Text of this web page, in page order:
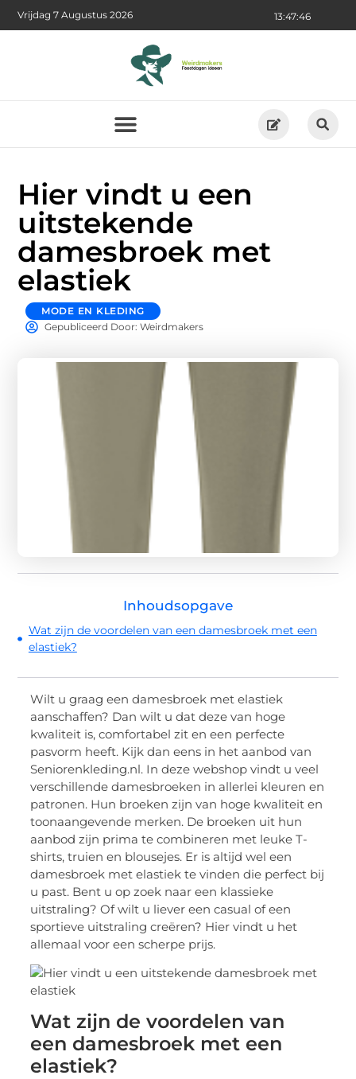
13:47:47
Vrijdag 7 Augustus 2026
Hier vindt u een
uitstekende
damesbroek met
elastiek
MODE EN KLEDING
Gepubliceerd Door: Weirdmakers
Inhoudsopgave
Wat zijn de voordelen van een damesbroek met een
elastiek?
Wilt u graag een damesbroek met elastiek
aanschaffen? Dan wilt u dat deze van hoge
kwaliteit is, comfortabel zit en een perfecte
pasvorm heeft. Kijk dan eens in het aanbod van
Seniorenkleding.nl. In deze webshop vindt u veel
verschillende damesbroeken in allerlei kleuren en
patronen. Hun broeken zijn van hoge kwaliteit en
toonaangevende merken. De broeken uit hun
aanbod zijn prima te combineren met leuke T-
shirts, truien en blousejes. Er is altijd wel een
damesbroek met elastiek te vinden die perfect bij
u past. Bent u op zoek naar een klassieke
uitstraling? Of wilt u liever een casual of een
sportieve uitstraling creëren? Hier vindt u het
allemaal voor een scherpe prijs.
Wat zijn de voordelen van
een damesbroek met een
elastiek?